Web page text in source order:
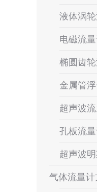
液体涡
电磁流
椭圆齿
金属管
超声波
孔板流量
超声波
气体流量计